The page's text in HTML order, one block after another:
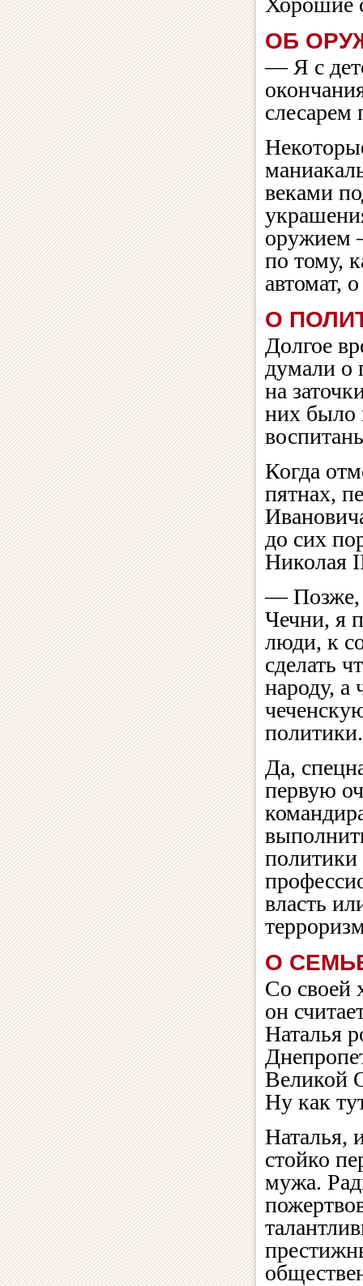
ОБ
— Я с
слесарем
веками
оружием
по тому,
автомат,
О
Долгое
думали о
на
них было
Когда
пятнах,
до сих
Николая
— Позже,
Чечни, я
люди, к
сделать
народу, а
политики.
Да,
первую
политики
власть
О
Со своей
он
Наталья
Великой
Ну как
Наталья,
стойко
мужа.